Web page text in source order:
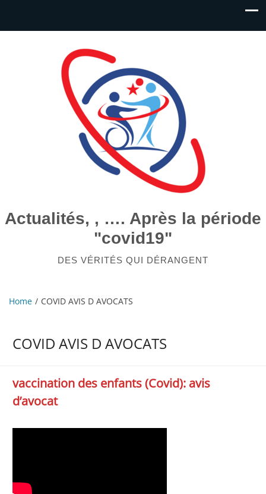
Actualités, , …. Après la période
"covid19"
DES VÉRITÉS QUI DÉRANGENT
Home COVID AVIS D AVOCATS
COVID AVIS D AVOCATS
vaccination des enfants (Covid): avis
d’avocat